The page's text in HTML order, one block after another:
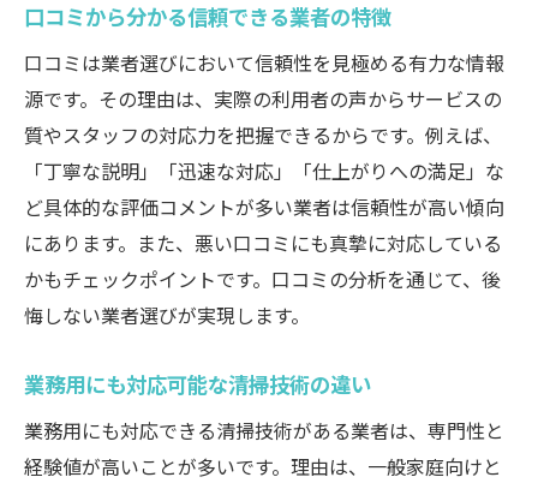
口コミから分かる信頼できる業者の特徴
口コミは業者選びにおいて信頼性を見極める有力な情報
源です。その理由は、実際の利用者の声からサービスの
質やスタッフの対応力を把握できるからです。例えば、
「丁寧な説明」「迅速な対応」「仕上がりへの満足」な
ど具体的な評価コメントが多い業者は信頼性が高い傾向
にあります。また、悪い口コミにも真摯に対応している
かもチェックポイントです。口コミの分析を通じて、後
悔しない業者選びが実現します。
業務用にも対応可能な清掃技術の違い
業務用にも対応できる清掃技術がある業者は、専門性と
経験値が高いことが多いです。理由は、一般家庭向けと